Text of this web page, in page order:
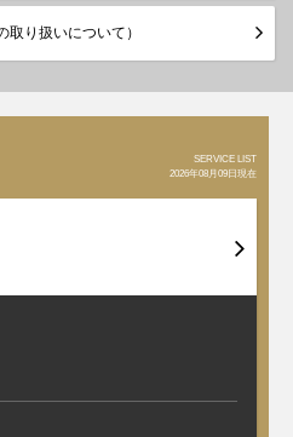
り扱いについて）
SERVICE LIST
2026年08月09日現在